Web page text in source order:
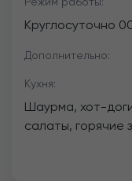
Круглосуточно
Дополнительно:
Кухня:
Шаурма, хот-
салаты, горячие